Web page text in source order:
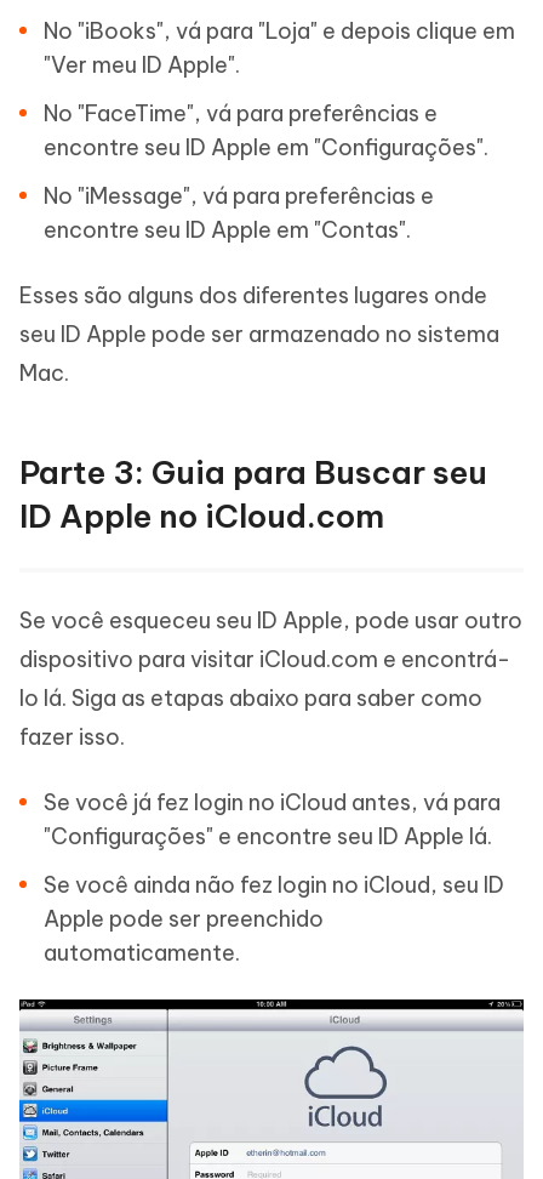
No "iBooks", vá para "Loja" e depois clique em
"Ver meu ID Apple".
No "FaceTime", vá para preferências e
encontre seu ID Apple em "Configurações".
No "iMessage", vá para preferências e
encontre seu ID Apple em "Contas".
Esses são alguns dos diferentes lugares onde
seu ID Apple pode ser armazenado no sistema
Mac.
Parte 3: Guia para Buscar seu
ID Apple no iCloud.com
Se você esqueceu seu ID Apple, pode usar outro
dispositivo para visitar iCloud.com e encontrá-
lo lá. Siga as etapas abaixo para saber como
fazer isso.
Se você já fez login no iCloud antes, vá para
"Configurações" e encontre seu ID Apple lá.
Se você ainda não fez login no iCloud, seu ID
Apple pode ser preenchido
automaticamente.